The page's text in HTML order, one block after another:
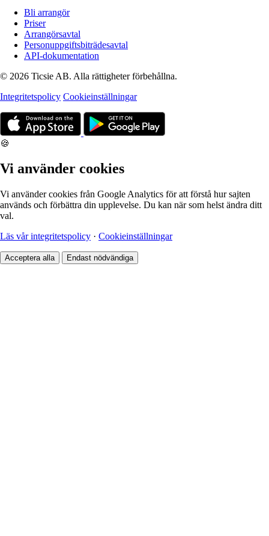
Bli arrangör
Priser
Arrangörsavtal
Personuppgiftsbiträdesavtal
API-dokumentation
© 2026 Ticsie AB. Alla rättigheter förbehållna.
Integritetspolicy Cookieinställningar
🍪
Vi använder cookies
Vi använder cookies från Google Analytics för att förstå hur sajten
används och förbättra din upplevelse. Du kan när som helst ändra ditt
val.
Läs vår integritetspolicy · Cookieinställningar
Acceptera alla Endast nödvändiga